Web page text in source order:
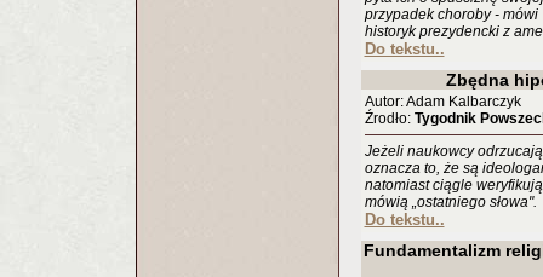
przypadek choroby -
historyk prezydencki z
Do tekstu..
Zbędna
Autor: Adam Kalbarczyk
Źrodło: Tygodnik
Jeżeli naukowcy
oznacza to, że są
natomiast ciągle
mówią „ostatniego słowa".
Do tekstu..
Fundamentalizm